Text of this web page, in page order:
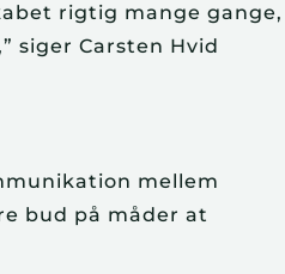
rigtig mange gange,
siger Carsten Hvid
mellem
bud på måder at